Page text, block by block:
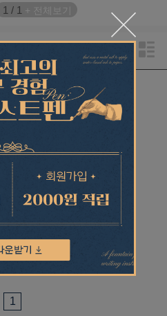
1 / 1 + 전체보기
개인결제
1,000
1